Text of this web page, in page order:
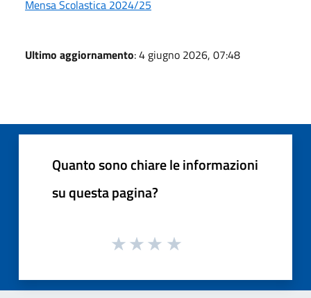
Mensa Scolastica 2024/25
Ultimo aggiornamento: 4 giugno 2026, 07:48
Quanto sono chiare le informazioni
su questa pagina?